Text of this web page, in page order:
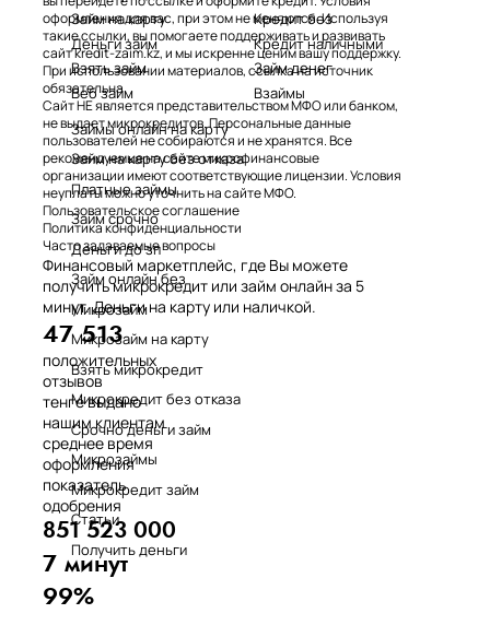
Займ на карту
Деньги займ
Взять займ
Веб займ
Кредит без
Кредит наличными
Займ денег
Взаймы
Займы онлайн на карту
Займ на карту без отказа
Платные займы
Займ срочно
Деньги до зп
Займ онлайн без
Микрозайм
Микрозайм на карту
Взять микрокредит
Микрокредит без отказа
Срочно деньги займ
Микрозаймы
Микрокредит займ
Статьи
Получить деньги
оформления для вас, при этом не меняются. Используя
такие ссылки, вы помогаете поддерживать и развивать
сайт kredit-zaim.kz, и мы искренне ценим вашу поддержку.
При использовании материалов, ссылка на источник
обязательна.
Сайт НЕ является представительством МФО или банком,
не выдает микрокредитов. Персональные данные
пользователей не собираются и не хранятся. Все
рекомендуемые на сайте микрофинансовые
организации имеют соответствующие лицензии. Условия
неуплаты можно уточнить на сайте МФО.
Пользовательское соглашение
Политика конфиденциальности
Часто задаваемые вопросы
Финансовый маркетплейс, где Вы можете
получить микрокредит или займ онлайн за 5
минут. Деньги на карту или наличкой.
47 513
положительных
отзывов
тенге выдано
нашим клиентам
среднее время
оформления
показатель
одобрения
851 523 000
7 минут
99%